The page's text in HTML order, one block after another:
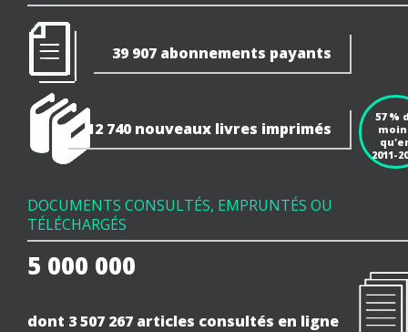
39 907 abonnements payants
12 740 nouveaux livres imprimés
57 %
2011-
DOCUMENTS CONSULTÉS, EMPRUNTÉS OU
TÉLÉCHARGÉS
5 000 000
dont 3 507 267 articles consultés en ligne